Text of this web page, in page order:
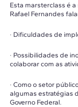
Esta marsterclass é
Rafael Fernandes
· Dificuldades de
· Possibilidades de
colaborar com as
· Como o setor
algumas estratégias
Governo Federal.